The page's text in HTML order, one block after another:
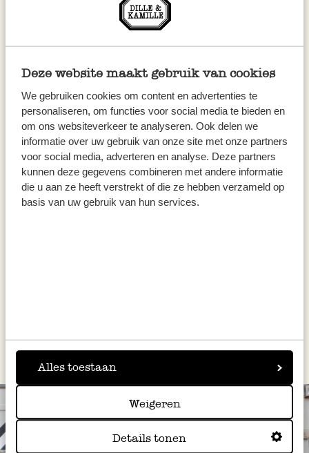
Deze website maakt gebruik van cookies
We gebruiken cookies om content en advertenties te
personaliseren, om functies voor social media te bieden en
om ons websiteverkeer te analyseren. Ook delen we
informatie over uw gebruik van onze site met onze partners
voor social media, adverteren en analyse. Deze partners
kunnen deze gegevens combineren met andere informatie
die u aan ze heeft verstrekt of die ze hebben verzameld op
basis van uw gebruik van hun services.
Alles toestaan
Weigeren
Details tonen
inkl. MwSt zzgl. Versandkosten
265,56 / kg
inkl. MwSt zzgl. Versandkosten
Kräuterbalsam, Calendula, 45